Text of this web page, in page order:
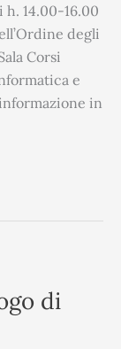
14.00-16.00
degli
Corsi
e
in
di